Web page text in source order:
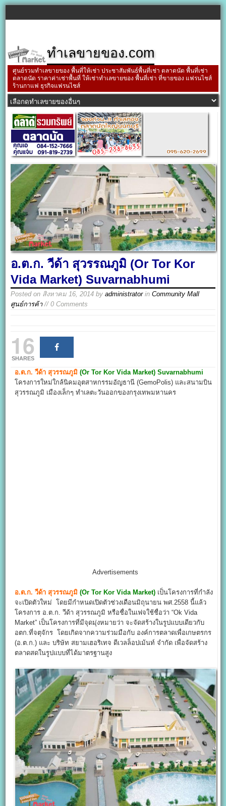
ทำเลขายของ.com
ศูนย์รวมทำเลขายของ พื้นที่ให้เช่า ประชาสัมพันธ์พื้นที่เช่า ตลาดนัด พื้นที่เช่า
ตลาดนัด ราคาค่าเช่าพื้นที่ ให้เช่าทำเลขายของ พื้นที่เช่า ที่ขายของ แฟรนไชส์
ร้านกาแฟ ธุรกิจแฟรนไชส์
อ.ต.ก. วีด้า สุวรรณภูมิ (Or Tor Kor
Vida Market) Suvarnabhumi
Posted on สิงหาคม 16, 2014 byadministratorinCommunity Mall
ศูนย์การค้า// 0 Comments
16
SHARES
อ.ต.ก. วีด้า สุวรรณภูมิ (Or Tor Kor Vida Market) Suvarnabhumi
โครงการใหม่ใกล้นิคมอุตสาหกรรมอัญธานี (GemoPolis) และสนามบิน
สุวรรณภูมิ เมืองเล็กๆ ทำเลตะวันออกของกรุงเทพมหานคร
Advertisements
อ.ต.ก. วีด้า สุวรรณภูมิ (Or Tor Kor Vida Market) เป็นโครงการที่กำลัง
จะเปิดตัวใหม่ โดยมีกำหนดเปิดตัวช่วงเดือนมิถุนายน พศ.2558 นี้แล้ว
โครงการ อ.ต.ก. วีด้า สุวรรณภูมิ หรือชื่อในเฟจใช้ชื่อว่า “Ok Vida
Market” เป็นโครงการที่มีจุดมุ่งหมายว่า จะจัดสร้างในรูปแบบเดียวกับ
อตก.ที่จตุจักร โดยเกิดจากความร่วมมือกับ องค์การตลาดเพื่อเกษตรกร
(อ.ต.ก.) และ บริษัท สยามเฮอริเทจ ดีเวลล็อปเม้นท์ จำกัด เพื่อจัดสร้าง
ตลาดสดในรูปแบบที่ได้มาตรฐานสูง